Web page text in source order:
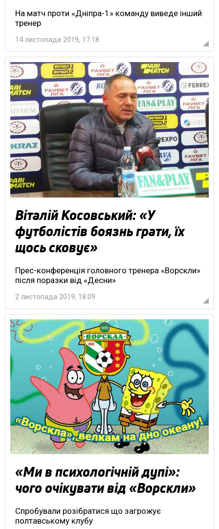
На матч проти «Дніпра-1» команду виведе інший
тренер
14 листопада 2019, 17:18
Віталій Косовський: «У
футболістів боязнь грати, їх
щось сковує»
Прес-конференція головного тренера «Ворскли»
після поразки від «Десни»
2 листопада 2019, 18:09
«Ми в психологічній дупі»:
чого очікувати від «Ворскли»
Спробували розібратися що загрожує
полтавському клубу